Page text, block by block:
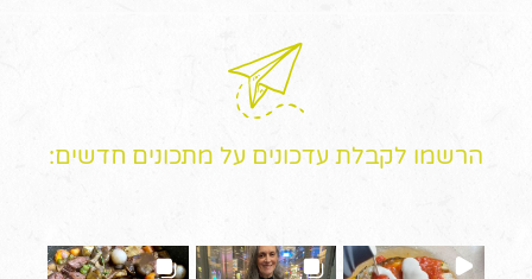
הרשמו לקבלת עדכונים על מתכונים חדשים: